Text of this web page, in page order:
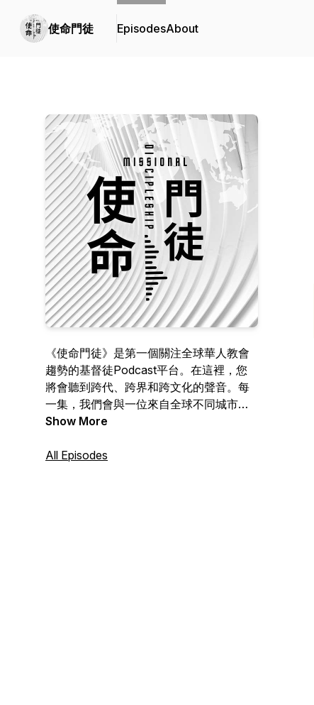
使命門徒 EpisodesAbout
《使命門徒》是第一個關注全球華人教會
趨勢的基督徒Podcast平台。在這裡，您
將會聽到跨代、跨界和跨文化的聲音。每
一集，我們會與一位來自全球不同城市的
華人基督徒領袖對話，一起探索當代關鍵
不同的文化，透過了解彼此的差異，重新
Show More
All Episodes